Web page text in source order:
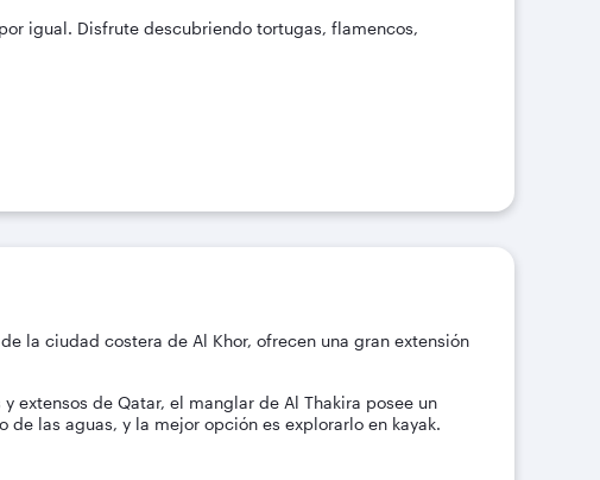
igual. Disfrute descubriendo tortugas, flamencos,
la ciudad costera de Al Khor, ofrecen una gran extensión
extensos de Qatar, el manglar de Al Thakira posee un
las aguas, y la mejor opción es explorarlo en kayak.